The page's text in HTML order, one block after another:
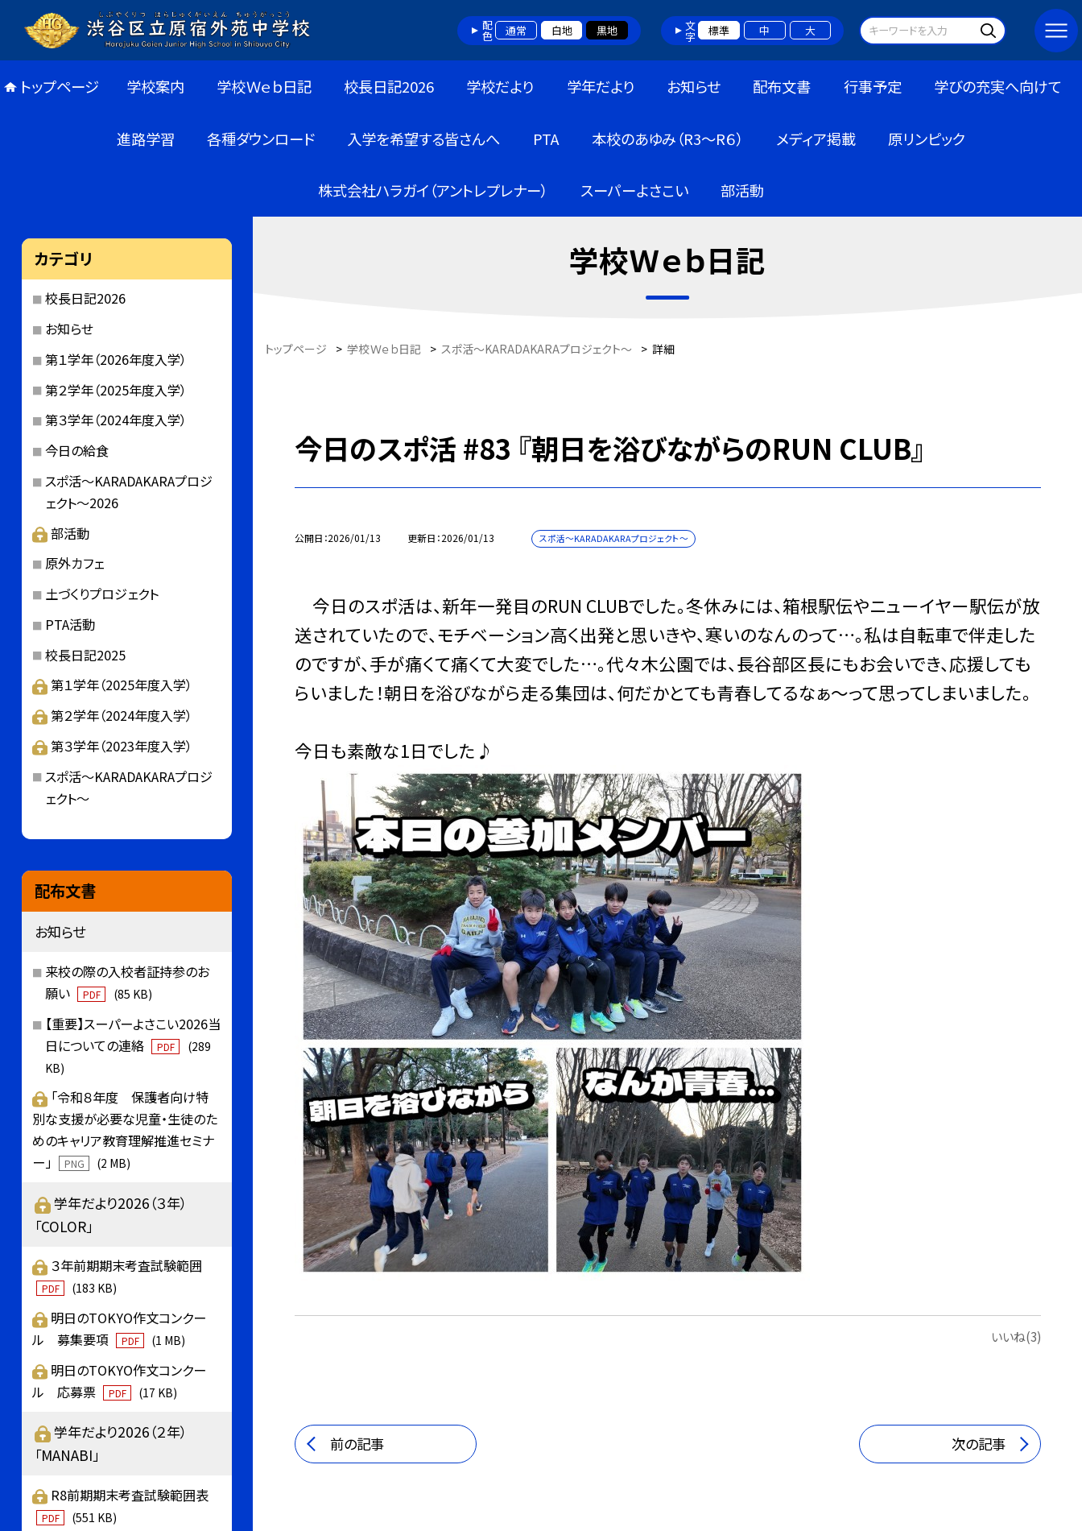
配色 通常 白地 黒地 文字 標準 中 大
トップページ 学校案内 学校Ｗｅｂ日記 校長日記2026 学校だより 学年だより お知らせ 配布文書 行事予定 学びの充実へ向けて
進路学習 各種ダウンロード 入学を希望する皆さんへ PTA 本校のあゆみ（R3～R６） メディア掲載 原リンピック
株式会社ハラガイ（アントレプレナー） スーパーよさこい 部活動
学校Ｗｅｂ日記
トップページ > 学校Ｗｅｂ日記 > スポ活～KARADAKARAプロジェクト～ > 詳細
今日のスポ活 #83 『朝日を浴びながらのRUN CLUB』
公開日 2026/01/13 更新日 2026/01/13 スポ活～KARADAKARAプロジェクト～
今日のスポ活は、新年一発目のRUN CLUBでした。冬休みには、箱根駅伝やニューイヤー駅伝が放
送されていたので、モチベーション高く出発と思いきや、寒いのなんのって…。私は自転車で伴走した
のですが、手が痛くて痛くて大変でした…。代々木公園では、長谷部区長にもお会いでき、応援しても
らいました！朝日を浴びながら走る集団は、何だかとても青春してるなぁ〜って思ってしまいました。
今日も素敵な1日でした♪
いいね(3)
前の記事 次の記事
カテゴリ
校長日記2026
お知らせ
第１学年（2026年度入学）
第２学年（2025年度入学）
第３学年（2024年度入学）
今日の給食
スポ活～KARADAKARAプロジ
ェクト～2026
部活動
原外カフェ
土づくりプロジェクト
PTA活動
校長日記2025
第１学年（2025年度入学）
第２学年（2024年度入学）
第３学年（2023年度入学）
スポ活～KARADAKARAプロジ
ェクト～
配布文書
お知らせ
来校の際の入校者証持参のお
願い
PDF (85 KB)
【重要】スーパーよさこい2026当
日についての連絡
PDF
(289
KB)
「令和８年度 保護者向け特
別な支援が必要な児童・生徒のた
めのキャリア教育理解推進セミナ
ー」
PNG (2 MB)
学年だより2026（３年）
「COLOR」
３年前期期末考査試験範囲
PDF (183 KB)
明日のTOKYO作文コンクー
ル 募集要項
PDF (1 MB)
明日のTOKYO作文コンクー
ル 応募票
PDF (17 KB)
学年だより2026（２年）
「MANABI」
R8前期期末考査試験範囲表
PDF (551 KB)